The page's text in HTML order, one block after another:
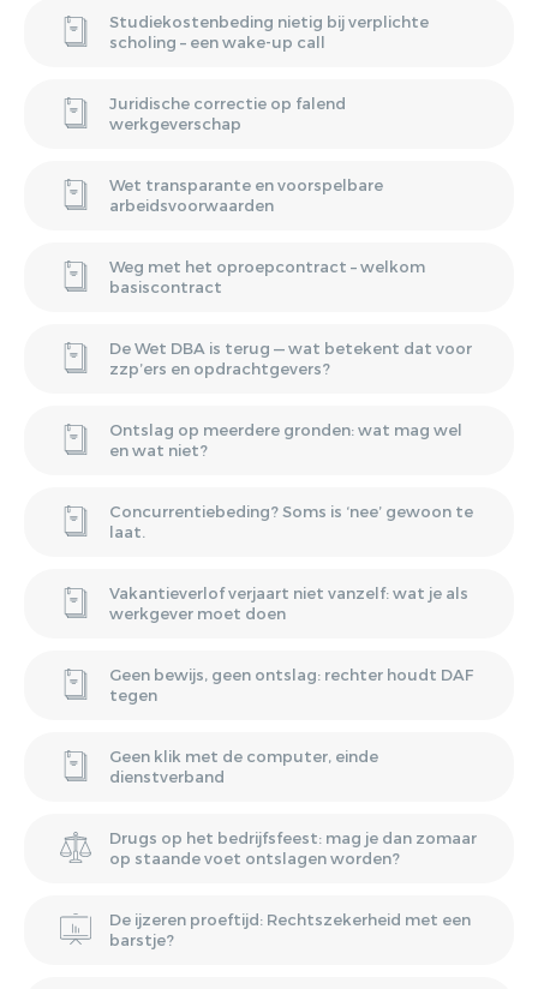
Studiekostenbeding nietig bij verplichte
scholing – een wake-up call
Juridische correctie op falend
werkgeverschap
Wet transparante en voorspelbare
arbeidsvoorwaarden
Weg met het oproepcontract – welkom
basiscontract
De Wet DBA is terug — wat betekent dat voor
zzp’ers en opdrachtgevers?
Ontslag op meerdere gronden: wat mag wel
en wat niet?
Concurrentiebeding? Soms is ‘nee’ gewoon te
laat.
Vakantieverlof verjaart niet vanzelf: wat je als
werkgever moet doen
Geen bewijs, geen ontslag: rechter houdt DAF
tegen
Geen klik met de computer, einde
dienstverband
Drugs op het bedrijfsfeest: mag je dan zomaar
op staande voet ontslagen worden?
De ijzeren proeftijd: Rechtszekerheid met een
barstje?